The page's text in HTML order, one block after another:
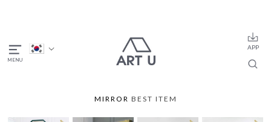
MIRROR BEST ITEM